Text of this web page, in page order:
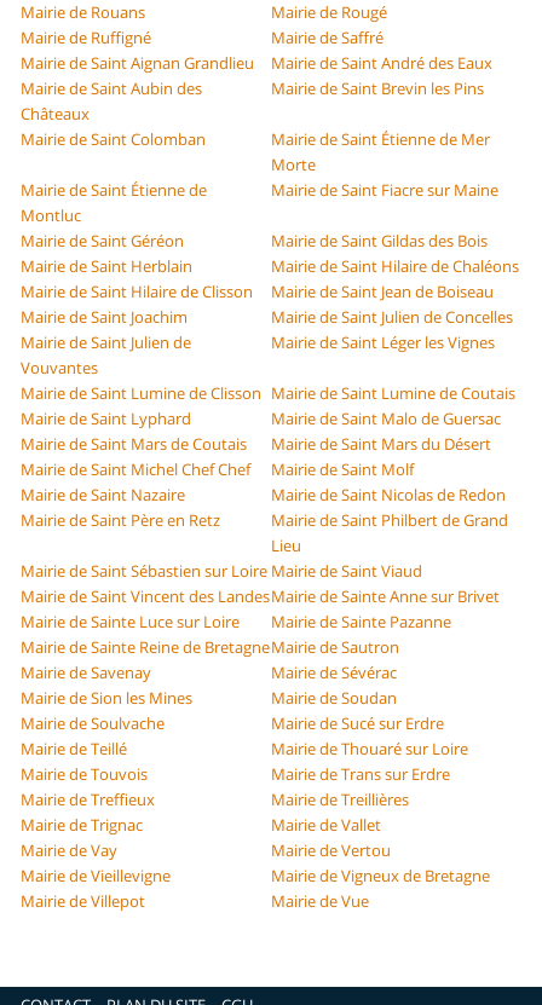
Mairie de Rouans
Mairie de Rougé
Mairie de Ruffigné
Mairie de Saffré
Mairie de Saint Aignan Grandlieu
Mairie de Saint André des Eaux
Mairie de Saint Aubin des
Châteaux
Mairie de Saint Brevin les Pins
Mairie de Saint Colomban
Mairie de Saint Étienne de Mer
Morte
Mairie de Saint Étienne de
Montluc
Mairie de Saint Fiacre sur Maine
Mairie de Saint Géréon
Mairie de Saint Gildas des Bois
Mairie de Saint Herblain
Mairie de Saint Hilaire de Chaléons
Mairie de Saint Hilaire de Clisson
Mairie de Saint Jean de Boiseau
Mairie de Saint Joachim
Mairie de Saint Julien de Concelles
Mairie de Saint Julien de
Vouvantes
Mairie de Saint Léger les Vignes
Mairie de Saint Lumine de Clisson Mairie de Saint Lumine de Coutais
Mairie de Saint Lyphard
Mairie de Saint Malo de Guersac
Mairie de Saint Mars de Coutais
Mairie de Saint Mars du Désert
Mairie de Saint Michel Chef Chef
Mairie de Saint Molf
Mairie de Saint Nazaire
Mairie de Saint Nicolas de Redon
Mairie de Saint Père en Retz
Mairie de Saint Philbert de Grand
Lieu
Mairie de Saint Sébastien sur Loire Mairie de Saint Viaud
Mairie de Saint Vincent des LandesMairie de Sainte Anne sur Brivet
Mairie de Sainte Luce sur Loire
Mairie de Sainte Pazanne
Mairie de Sainte Reine de BretagneMairie de Sautron
Mairie de Savenay
Mairie de Sévérac
Mairie de Sion les Mines
Mairie de Soudan
Mairie de Soulvache
Mairie de Sucé sur Erdre
Mairie de Teillé
Mairie de Thouaré sur Loire
Mairie de Touvois
Mairie de Trans sur Erdre
Mairie de Treffieux
Mairie de Treillières
Mairie de Trignac
Mairie de Vallet
Mairie de Vay
Mairie de Vertou
Mairie de Vieillevigne
Mairie de Vigneux de Bretagne
Mairie de Villepot
Mairie de Vue